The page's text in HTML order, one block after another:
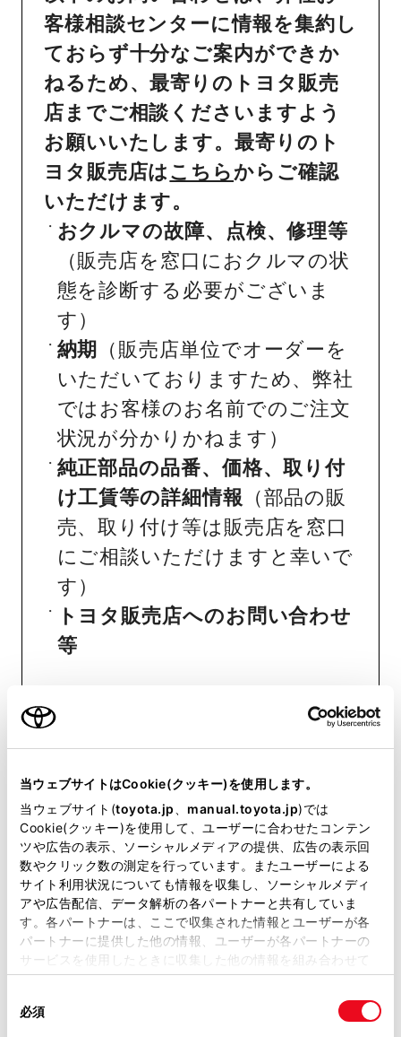
当ウェブサイトはCookie(クッキー)を使用します。
当ウェブサイト(toyota.jp manual.toyota.jp)では
Cookie(クッキー)を使用して、ユーザーに合わせたコンテン
ツや広告の表示、ソーシャルメディアの提供、広告の表示回
数やクリック数の測定を行っています。またユーザーによる
サイト利用状況についても情報を収集し、ソーシャルメディ
アや広告配信、データ解析の各パートナーと共有していま
す。各パートナーは、ここで収集された情報とユーザーが各
パートナーに提供した他の情報、ユーザーが各パートナーの
サービスを使用したときに収集した他の情報を組み合わせて
使用することがあります。当ウェブサイトの使用を続行する
必須
客様相談センターに情報を集約し
ておらず十分なご案内ができか
ねるため、最寄りのトヨタ販売
店までご相談くださいますよう
お願いいたします。最寄りのト
ヨタ販売店はこちら からご確認
いただけます。
おクルマの故障、点検、修理等
（販売店を窓口におクルマの状
態を診断する必要がございま
す）
納期
（販売店単位でオーダーを
いただいておりますため、弊社
ではお客様のお名前でのご注文
状況が分かりかねます）
純正部品の品番、価格、取り付
け工賃等の詳細情報 （部品の販
売、取り付け等は販売店を窓口
にご相談いただけますと幸いで
す）
トヨタ販売店へのお問い合わせ
等
は、自動車検査証（車検証）をご
用意いただくとスムーズな対応
が可能です。
リコール等情報はこちら
チャットでお問い合わせ